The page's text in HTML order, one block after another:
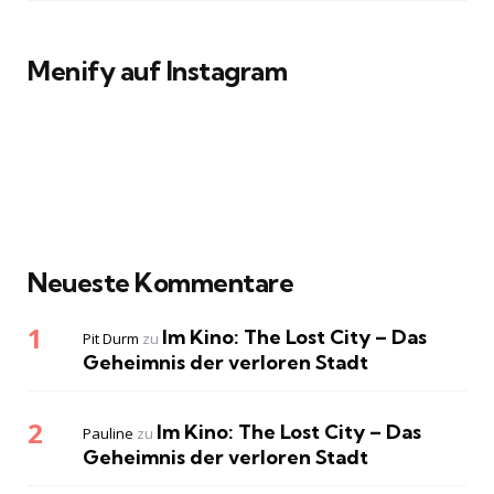
Menify auf Instagram
Neueste Kommentare
Pit Durm zu Im Kino: The Lost City – Das
Geheimnis der verloren Stadt
Pauline zu Im Kino: The Lost City – Das
Geheimnis der verloren Stadt